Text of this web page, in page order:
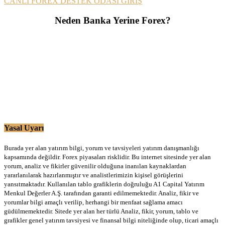
Neden Banka Yerine Forex?
Yasal Uyarı
Burada yer alan yatırım bilgi, yorum ve tavsiyeleri yatırım danışmanlığı
kapsamında değildir. Forex piyasaları risklidir. Bu internet sitesinde yer alan
yorum, analiz ve fikirler güvenilir olduğuna inanılan kaynaklardan
yararlanılarak hazırlanmıştır ve analistlerimizin kişisel görüşlerini
yansıtmaktadır. Kullanılan tablo grafiklerin doğruluğu A1 Capital Yatırım
Menkul Değerler A.Ş. tarafından garanti edilmemektedir. Analiz, fikir ve
yorumlar bilgi amaçlı verilip, herhangi bir menfaat sağlama amacı
güdülmemektedir. Sitede yer alan her türlü Analiz, fikir, yorum, tablo ve
grafikler genel yatırım tavsiyesi ve finansal bilgi niteliğinde olup, ticari amaçlı